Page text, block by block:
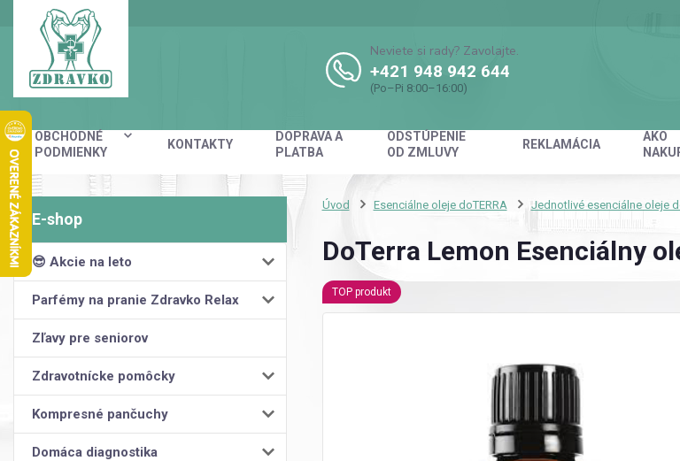
OBCHODNÉ
PODMIENKY
KONTAKTY
DOPRAVA A
PLATBA
ODSTÚPENIE
OD ZMLUVY
REKLAMÁCIA
AKO
Neviete si rady? Zavolajte.
+421 948 942 644
(Po–Pi 8:00–16:00)
😎 Akcie na leto
Parfémy na pranie Zdravko Relax
Zľavy pre seniorov
Zdravotnícke pomôcky
Kompresné pančuchy
Domáca diagnostika
Úvod Esenciálne oleje doTERRA Jednotlivé esenciálne oleje
DoTerra Lemon Esenciálny
TOP produkt